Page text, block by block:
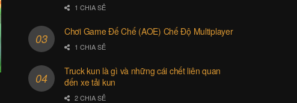
1 CHIA SẺ
Chơi Game Đế Chế (AOE) Chế Độ Multiplayer
1 CHIA SẺ
Truck kun là gì và những cái chết liên quan
đến xe tải kun
2 CHIA SẺ